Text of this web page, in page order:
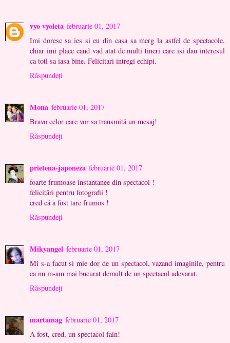
vyo vyoleta februarie 01, 2017
Imi doresc sa ies si eu din casa sa merg la astfel de spectacole,
chiar imi place cand vad atat de multi tineri care isi dau interesul
ca totl sa iasa bine. Felicitari intregi echipi.
Răspundeți
Mona februarie 01, 2017
Bravo celor care vor sa transmită un mesaj!
Răspundeți
prietena-japoneza februarie 01, 2017
foarte frumoase instantanee din spectacol !
felicitări pentru fotografii !
cred că a fost tare frumos !
Răspundeți
Mikyangel februarie 01, 2017
Mi s-a facut si mie dor de un spectacol, vazand imaginile, pentru
ca nu m-am mai bucurat demult de un spectacol adevarat.
Răspundeți
martamag februarie 01, 2017
A fost, cred, un spectacol fain!